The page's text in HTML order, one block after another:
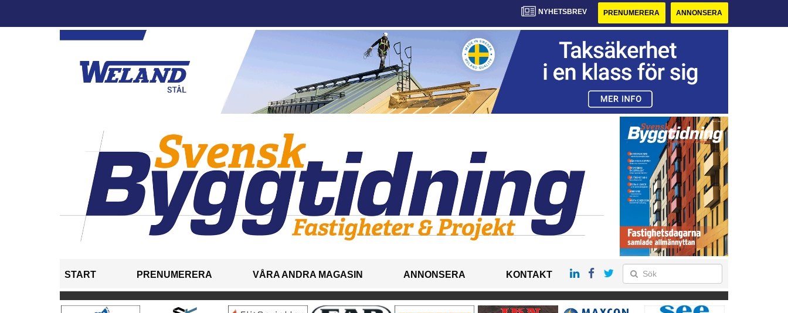
NYHETSBREV PRENUMERERA ANNONSERA
START PRENUMERERA VÅRA ANDRA MAGASIN ANNONSERA KONTAKT